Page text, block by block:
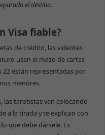
el destino.
Visa fiable?
de crédito, las videntes
usan el mazo de cartas
22 están representadas por
menores.
las tarotistas van colocando
a la tirada y te explican con
que debe dársele. Es